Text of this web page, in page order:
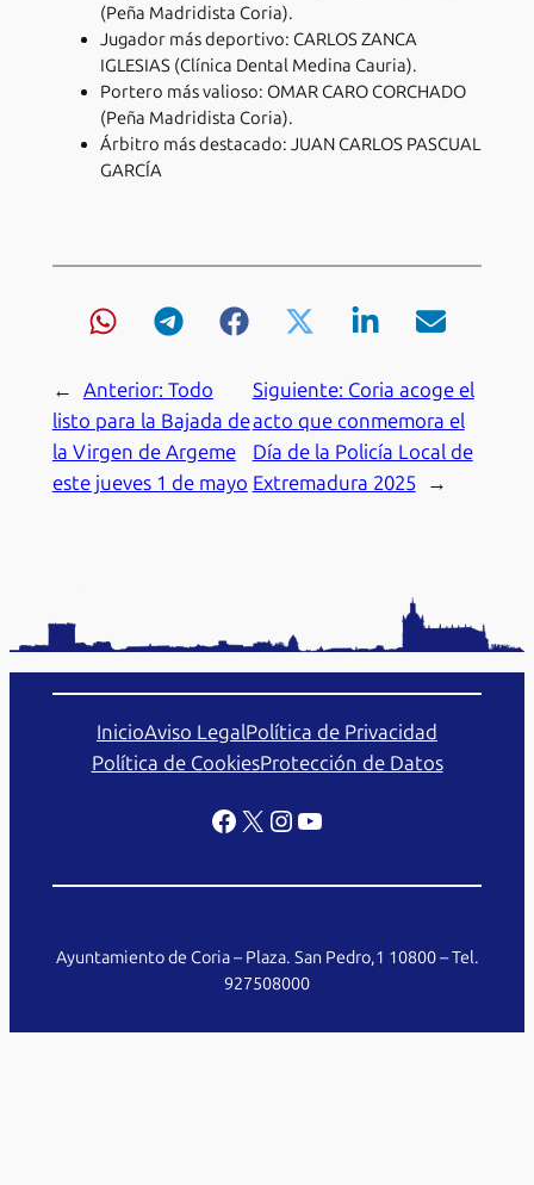
(Peña Madridista Coria).
Jugador más deportivo: CARLOS ZANCA
IGLESIAS (Clínica Dental Medina Cauria).
Portero más valioso: OMAR CARO CORCHADO
(Peña Madridista Coria).
Árbitro más destacado: JUAN CARLOS PASCUAL
GARCÍA
← Anterior: Todo
listo para la Bajada de
la Virgen de Argeme
este jueves 1 de mayo
Siguiente: Coria acoge el
acto que conmemora el
Día de la Policía Local de
Extremadura 2025
→
InicioAviso LegalPolítica de Privacidad
Política de CookiesProtección de Datos
Facebook
X Instagram
YouTube
Ayuntamiento de Coria – Plaza. San Pedro,1 10800 – Tel.
927508000